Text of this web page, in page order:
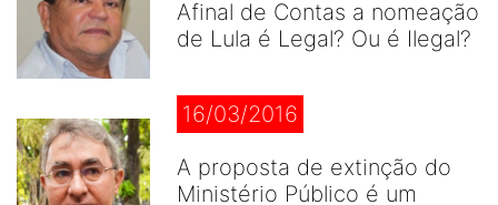
Afinal de Contas a nomeação
de Lula é Legal? Ou é Ilegal?
16/03/2016
A proposta de extinção do
Ministério Público é um